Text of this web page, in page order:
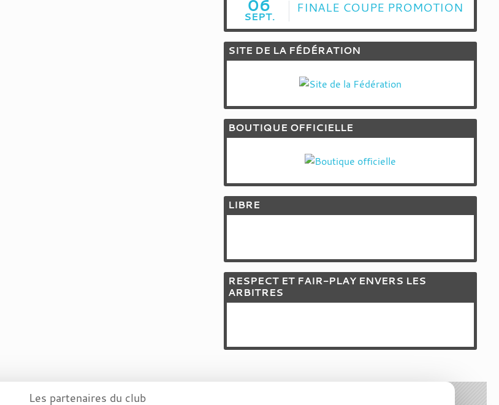
06
SEPT.
FINALE COUPE PROMOTION
SITE DE LA FÉDÉRATION
BOUTIQUE OFFICIELLE
LIBRE
RESPECT ET FAIR-PLAY ENVERS LES
ARBITRES
Les partenaires du club